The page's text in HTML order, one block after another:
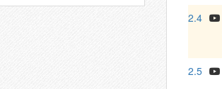
2.4
2.5